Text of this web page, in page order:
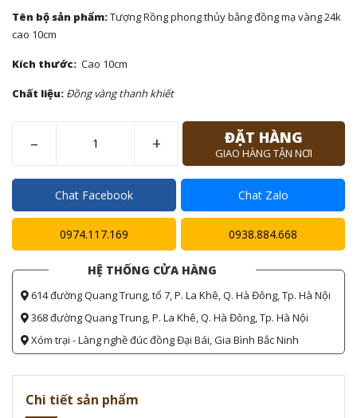
Tên bộ sản phẩm:Tượng Rồng phong thủy bằng đồng mạ vàng 24k
cao 10cm
Kích thước: Cao 10cm
Chất liệu: Đồng vàng thanh khiết
– + ĐẶT HÀNG
GIAO HÀNG TẬN NƠI
Chat Facebook Chat Zalo
0974.117.169 0938.884.668
HỆ THỐNG CỬA HÀNG
614 đường Quang Trung, tổ 7, P. La Khê, Q. Hà Đông, Tp. Hà Nội
368 đường Quang Trung, P. La Khê, Q. Hà Đông, Tp. Hà Nội
Xóm trại - Làng nghề đúc đồng Đại Bái, Gia Bình Bắc Ninh
Chi tiết sản phẩm